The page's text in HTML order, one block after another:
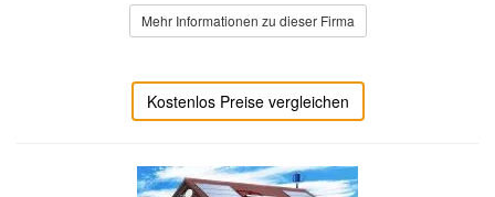
Mehr Informationen zu dieser Firma
Kostenlos Preise vergleichen